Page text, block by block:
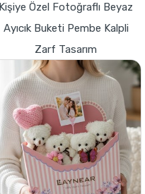
Kişiye Özel Fotoğraflı Beyaz
Ayıcık Buketi Pembe Kalpli
Zarf Tasarım